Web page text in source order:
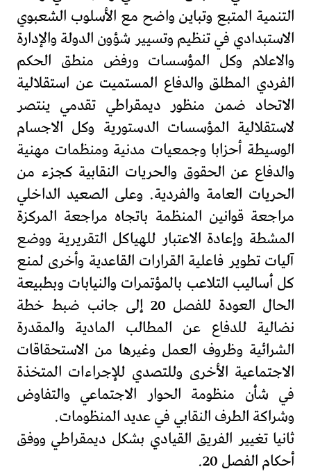
التنمية المتبع وتباين واضح مع الأسلوب الشعبوي
الاستبدادي في تنظيم وتسيير شؤون الدولة والإدارة
والاعلام وكل المؤسسات ورفض منطق الحكم
الفردي المطلق والدفاع المستميت عن استقلالية
الاتحاد ضمن منظور ديمقراطي تقدمي ينتصر
لاستقلالية المؤسسات الدستورية وكل الاجسام
الوسيطة أحزابا وجمعيات مدنية ومنظمات مهنية
والدفاع عن الحقوق والحريات النقابية كجزء من
الحريات العامة والفردية. وعلى الصعيد الداخلي
مراجعة قوانين المنظمة باتجاه مراجعة المركزة
المشطة وإعادة الاعتبار للهياكل التقريرية ووضع
آليات تطوير فاعلية القرارات القاعدية وأخرى لمنع
كل أساليب التلاعب بالمؤتمرات والنيابات وبطبيعة
الحال العودة للفصل 20 إلى جانب ضبط خطة
نضالية للدفاع عن المطالب المادية والمقدرة
الشرائية وظروف العمل وغيرها من الاستحقاقات
الاجتماعية الأخرى وللتصدي للإجراءات المتخذة
في شأن منظومة الحوار الاجتماعي والتفاوض
وشراكة الطرف النقابي في عديد المنظومات.
ثانيا تغيير الفريق القيادي بشكل ديمقراطي ووفق
أحكام الفصل 20.